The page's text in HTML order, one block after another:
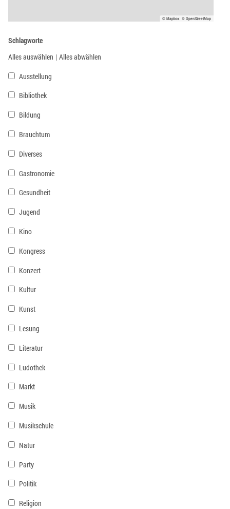
© Mapbox © OpenStreetMap
Schlagworte
Alles auswählen | Alles abwählen
Ausstellung
Bibliothek
Bildung
Brauchtum
Diverses
Gastronomie
Gesundheit
Jugend
Kino
Kongress
Konzert
Kultur
Kunst
Lesung
Literatur
Ludothek
Markt
Musik
Musikschule
Natur
Party
Politik
Religion